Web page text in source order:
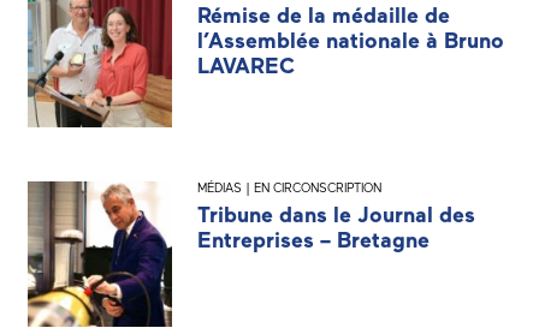
Rémise de la médaille de
l’Assemblée nationale à Bruno
LAVAREC
MÉDIAS | EN CIRCONSCRIPTION
Tribune dans le Journal des
Entreprises – Bretagne